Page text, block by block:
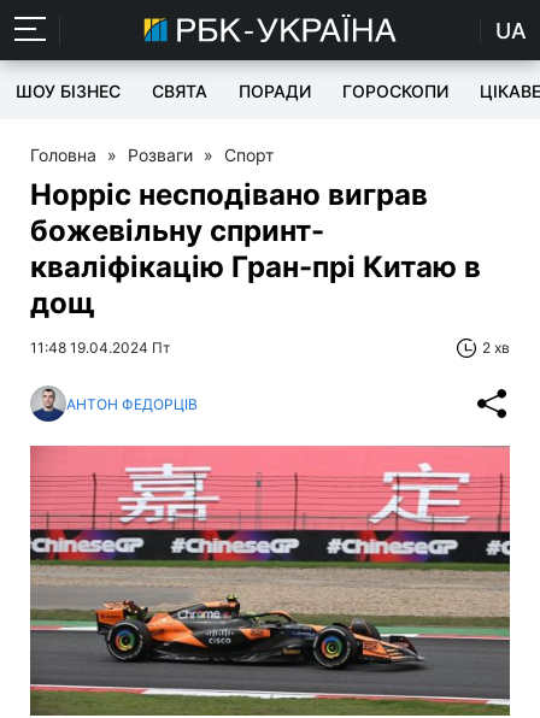
UA
ШОУ БІЗНЕС СВЯТА ПОРАДИ ГОРОСКОПИ ЦІКАВЕ
Головна » Розваги » Спорт
Норріс несподівано виграв
божевільну спринт-
кваліфікацію Гран-прі Китаю в
дощ
11:48 19.04.2024 Пт 2 хв
АНТОН ФЕДОРЦІВ